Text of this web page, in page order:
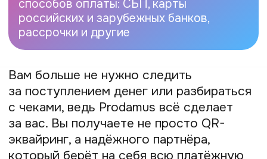
Да, конечно. И самозанятые,
и индивидуальные предприниматели
могут легко подключить приём оплаты
расчётный счёт.
Какие банки и платёжные сервисы
предлагают приём оплаты по QR-